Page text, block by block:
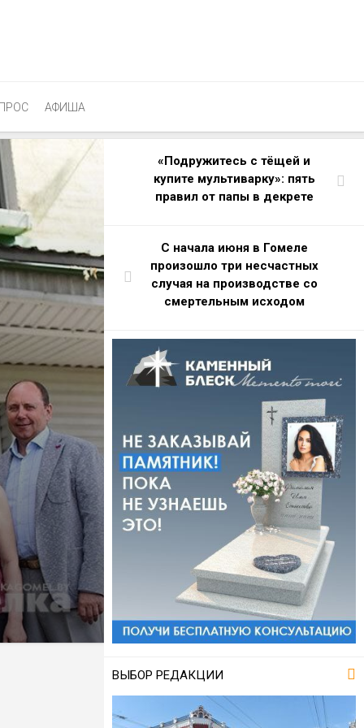
АФИША
«Подружитесь с тёщей и
купите мультиварку»: пять
правил от папы в декрете
С начала июня в Гомеле
произошло три несчастных
случая на производстве со
смертельным исходом
ВЫБОР РЕДАКЦИИ